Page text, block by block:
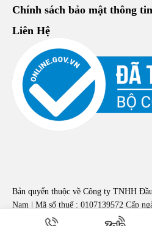
Chính sách bảo mật thông tin
Liên Hệ
Bản quyển thuộc về Công ty TNHH
Nam | Mã số thuế : 0107139572 Cấp
đầu tư Hà Nội